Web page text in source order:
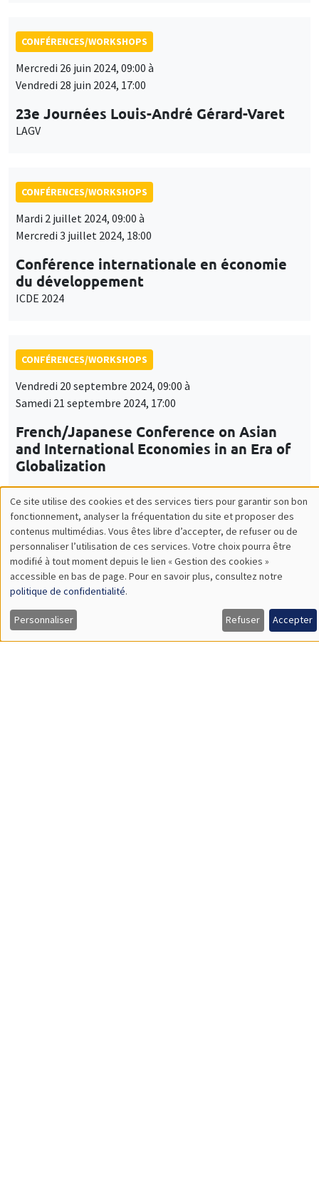
CONFÉRENCES/WORKSHOPS
Mercredi 26 juin 2024, 09:00 à
Vendredi 28 juin 2024, 17:00
23e Journées Louis-André Gérard-Varet
LAGV
CONFÉRENCES/WORKSHOPS
Mardi 2 juillet 2024, 09:00 à
Mercredi 3 juillet 2024, 18:00
Conférence internationale en économie
du développement
ICDE 2024
CONFÉRENCES/WORKSHOPS
Vendredi 20 septembre 2024, 09:00 à
Samedi 21 septembre 2024, 17:00
French/Japanese Conference on Asian
and International Economies in an Era of
Globalization
CONFÉRENCES/WORKSHOPS
Îlot Bernard du BoisAmphithéâtre
Jeudi 26 septembre 2024, 08:30 à
Vendredi 27 septembre 2024, 14:00
EUROMOD Research Workshop 2024
Utilisation
des
données
personnelles
et
des
Ce site utilise des cookies et des services tiers pour garantir son bon
fonctionnement, analyser la fréquentation du site et proposer des
contenus multimédias. Vous êtes libre d’accepter, de refuser ou de
personnaliser l’utilisation de ces services. Votre choix pourra être
modifié à tout moment depuis le lien « Gestion des cookies »
accessible en bas de page. Pour en savoir plus, consultez notre
politique de confidentialité.
Personnaliser Refuser Accepter